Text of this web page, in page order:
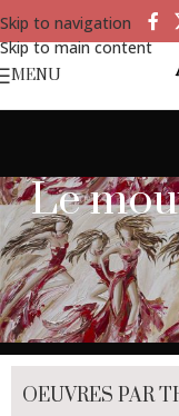
Skip to navigation
Skip to main content
MENU
Le
OEUVRES PAR